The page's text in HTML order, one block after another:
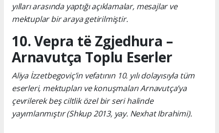
yılları arasında yaptığı açıklamalar, mesajlar ve
mektuplar bir araya getirilmiştir.
10. Vepra të Zgjedhura –
Arnavutça Toplu Eserler
Aliya İzzetbegoviç’in vefatının 10. yılı dolayısıyla tüm
eserleri, mektupları ve konuşmaları Arnavutça’ya
çevrilerek beş ciltlik özel bir seri halinde
yayımlanmıştır (Shkup 2013, yay. Nexhat Ibrahimi).